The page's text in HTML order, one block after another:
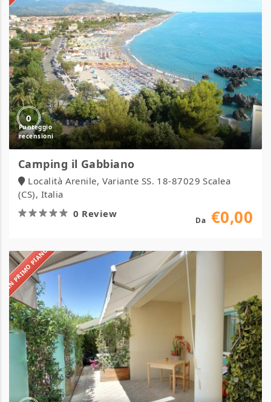
0
Camping il Gabbiano
Località Arenile, Variante SS. 18-87029 Scalea
(CS), Italia
0 Review
Da €0,00
IN PRIMO PIANO
Camping
Mimosa